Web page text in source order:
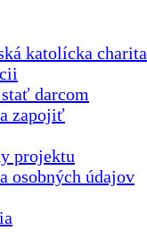
katolícka charita
darcom
zapojiť
projektu
osobných údajov